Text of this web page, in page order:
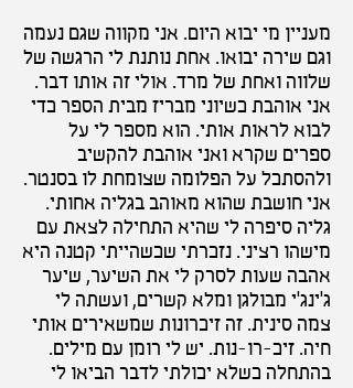
מעניין מי יבוא היום. אני מקווה שגם נעמה
וגם שירה יבואו. אחת נותנת לי הרגשה של
שלווה ואחת של מרד. אולי זה אותו דבר.
אני אוהבת כשיוני מבריז מבית הספר כדי
לבוא לראות אותי. הוא מספר לי על
ספרים שקרא ואני אוהבת להקשיב
ולהסתכל על הפלומה שצומחת לו בסנטר.
אני חושבת שהוא מאוהב בגליה אחותי.
גליה סיפרה לי שהיא התחילה לצאת עם
מישהו רציני. נזכרתי שכשהייתי קטנה היא
אהבה שעות לסרק לי את השיער, שיער
ג'ינג'י מבולגן ומלא קשרים, ועשתה לי
צמה סינית. זה זיכרונות שמשאירים אותי
חיה. זיכ-רו-נות. יש לי רומן עם מילים.
בהתחלה כשלא יכולתי לדבר הביאו לי